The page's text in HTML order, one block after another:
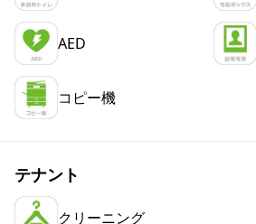
AED
コピー機
テナント
クリーニング